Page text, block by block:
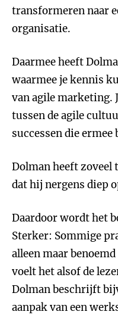
transformeren naar
organisatie.
Daarmee heeft
waarmee je kennis
van agile marketing.
tussen de agile
successen die
Dolman heeft zoveel
dat hij nergens diep
Daardoor wordt het
Sterker: Sommige
alleen maar
voelt het alsof de
Dolman beschrijft
aanpak van een